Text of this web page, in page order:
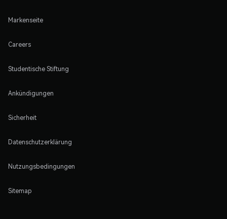
Markenseite
Careers
Studentische Stiftung
Ankündigungen
Sicherheit
Datenschutzerklärung
Nutzungsbedingungen
Sitemap